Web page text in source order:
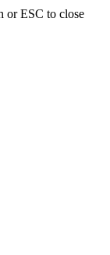
or ESC to close